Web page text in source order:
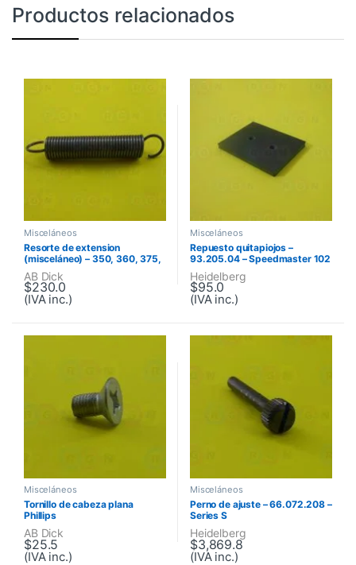
Productos relacionados
Misceláneos
Resorte de extension
(misceláneo) – 350, 360, 375,
Series 88
AB Dick
$230.0
(IVA inc.)
Misceláneos
Repuesto quitapiojos –
93.205.04 – Speedmaster 102
Heidelberg
$95.0
(IVA inc.)
Misceláneos
Tornillo de cabeza plana
Phillips
AB Dick
$25.5
(IVA inc.)
Misceláneos
Perno de ajuste – 66.072.208 –
Series S
Heidelberg
$3,869.8
(IVA inc.)